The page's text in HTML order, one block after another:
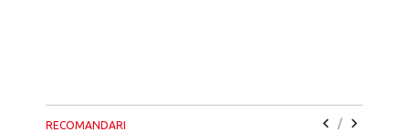
RECOMANDARI /